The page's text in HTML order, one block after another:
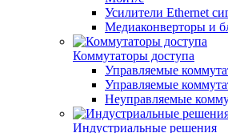
Усилители Ethernet
Медиаконверторы и
Коммутаторы доступа
Управляемые
Управляемые
Неуправляемые
Индустриальные решения